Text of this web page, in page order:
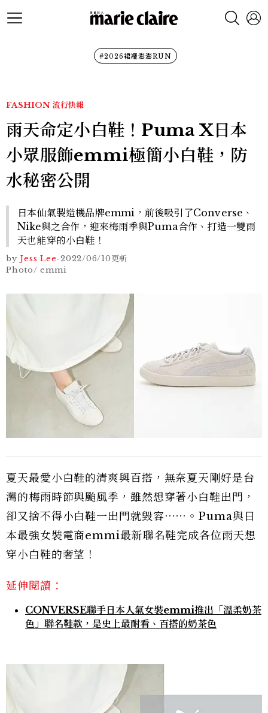
#2026裙襬澎澎RUN
FASHION 流行快報
雨天命定小白鞋！Puma X日本
小眾服飾emmi極簡小白鞋，防
水秘密公開
日本仙氣製造機品牌emmi，前後吸引了Converse、
Nike與之合作，迎來梅雨季與Puma合作、打造一雙雨
天也能穿的小白鞋！
by Jess Lee-2022/06/10更新
Photo/ emmi
夏天最愛小白鞋的清爽與百搭，無奈夏天剛好是台
灣的梅雨時節與颱風季，雖然想穿著小白鞋出門，
卻又捨不得小白鞋一出門就毀容⋯⋯。Puma與日
本最強女裝電商emmi最新聯名鞋完成各位雨天想
穿小白鞋的奢望！
延伸閱讀：
CONVERSE聯手日本人氣女裝emmi推出「溫柔奶茶
色」聯名鞋款，是史上最耐看、百搭的奶茶色